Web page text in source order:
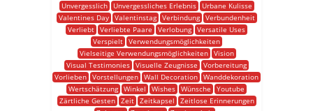
Unvergesslich
Unvergessliches Erlebnis
Urbane Kulisse
Valentines Day
Valentinstag Verbindung
Verbundenheit
Verliebt Verliebte Paare Verlobung Versatile Uses
Verspielt Verwendungsmöglichkeiten
Vielseitige Verwendungsmöglichkeiten
Vision
Visual Testimonies Visuelle Zeugnisse
Vorbereitung
Vorlieben Vorstellungen Wall Decoration Wanddekoration
Wertschätzung Winkel Wishes Wünsche
Youtube
Zärtliche Gesten
Zeit Zeitkapsel
Zeitlose Erinnerungen